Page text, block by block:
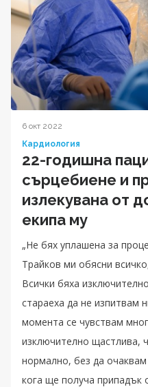
6 окт 2022
Кардиология
22-годишна
сърцебиене и
излекувана от
екипа му
„Не бях уплашена за
Трайков ми обясни
Всички бяха
стараеха да не изпитвам
момента се чувствам
изключително щастлива,
нормално, без да
кога ще получа припадък